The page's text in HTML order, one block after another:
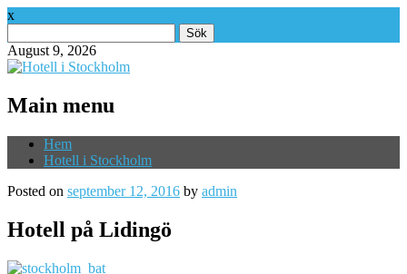
x
efter:
August 9, 2026
Main menu
Skip
Hem
Hotell i Stockholm
Posted on september 12, 2016 by admin
Hotell på Lidingö